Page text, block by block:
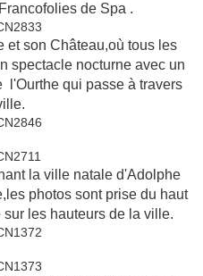
de Spa .
et son Château,où tous les
spectacle nocturne avec un
l'Ourthe qui passe à travers
la ville natale d'Adolphe
photos sont prise du haut
les hauteurs de la ville.